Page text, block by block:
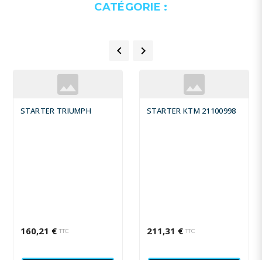
CATÉGORIE :
 
STARTER TRIUMPH
160,21 € TTC
STARTER KTM 21100998
211,31 € TTC